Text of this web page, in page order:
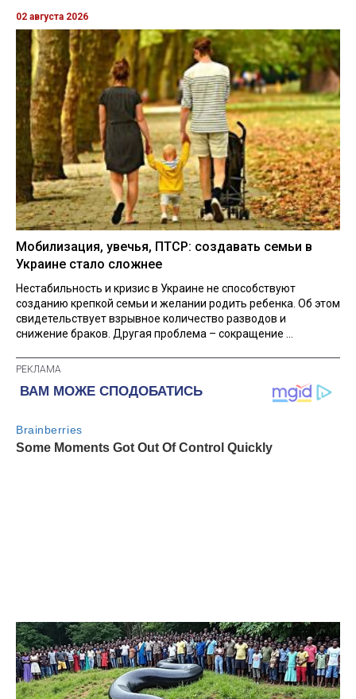
02 августа 2026
Мобилизация, увечья, ПТСР: создавать семьи в
Украине стало сложнее
Нестабильность и кризис в Украине не способствуют
созданию крепкой семьи и желании родить ребенка. Об этом
свидетельствует взрывное количество разводов и
снижение браков. Другая проблема – сокращение ...